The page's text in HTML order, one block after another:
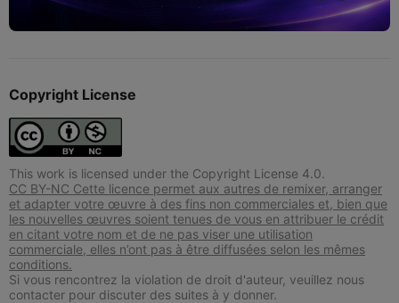
Copyright License
This work is licensed under the Copyright License 4.0.
CC BY-NC Cette licence permet aux autres de remixer, arranger
et adapter votre œuvre à des fins non commerciales et, bien que
les nouvelles œuvres soient tenues de vous en attribuer le crédit
en citant votre nom et de ne pas viser une utilisation
commerciale, elles n’ont pas à être diffusées selon les mêmes
conditions.
Si vous rencontrez la violation de droit d'auteur, veuillez nous
contacter pour discuter des suites à y donner.